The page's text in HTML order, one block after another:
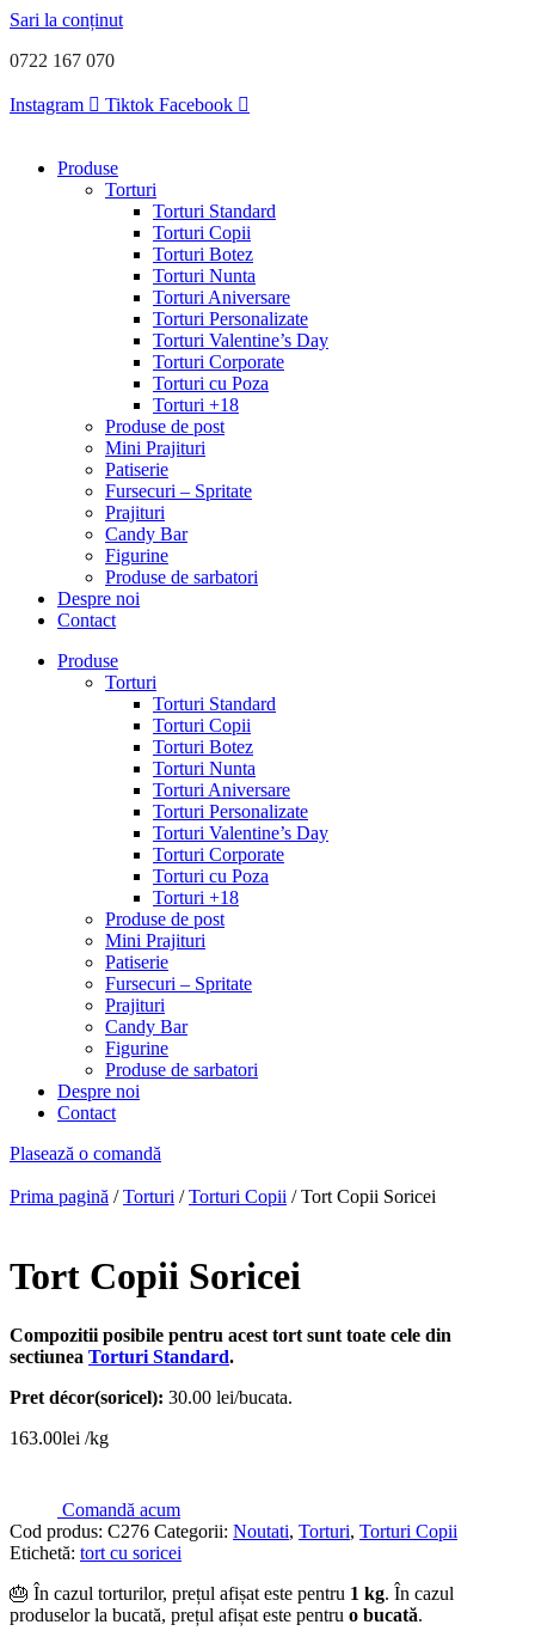
Sari la conținut
0722 167 070
Instagram Tiktok Facebook
Produse
Torturi
Torturi Standard
Torturi Copii
Torturi Botez
Torturi Nunta
Torturi Aniversare
Torturi Personalizate
Torturi Valentine’s Day
Torturi Corporate
Torturi cu Poza
Torturi +18
Produse de post
Mini Prajituri
Patiserie
Fursecuri – Spritate
Prajituri
Candy Bar
Figurine
Produse de sarbatori
Despre noi
Contact
Produse
Torturi
Torturi Standard
Torturi Copii
Torturi Botez
Torturi Nunta
Torturi Aniversare
Torturi Personalizate
Torturi Valentine’s Day
Torturi Corporate
Torturi cu Poza
Torturi +18
Produse de post
Mini Prajituri
Patiserie
Fursecuri – Spritate
Prajituri
Candy Bar
Figurine
Produse de sarbatori
Despre noi
Contact
Plasează o comandă
Prima pagină /Torturi /Torturi Copii / Tort Copii Soricei
Tort Copii Soricei
Compozitii posibile pentru acest tort sunt toate cele din
sectiunea Torturi Standard.
Pret décor(soricel): 30.00 lei/bucata.
163.00lei /kg
Comandă acum
Cod produs: C276 Categorii: Noutati, Torturi, Torturi Copii
Etichetă: tort cu soricei
🎂 În cazul torturilor, prețul afișat este pentru 1 kg. În cazul
produselor la bucată, prețul afișat este pentru o bucată.